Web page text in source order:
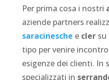
Per prima cosa i nostri
aziende partners
saracinesche e clersu
tipo per venire
esigenze dei clienti. In
specializzati in